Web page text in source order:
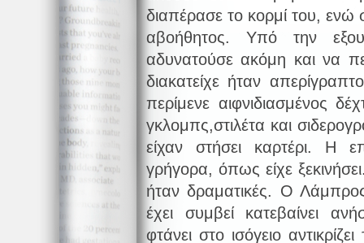
διαπέρασε το κορμί του, ενώ
αβοήθητος. Υπό την
αδυνατούσε ακόμη και να
διακατείχε ήταν
περίμενε αιφνιδιασμένος
γκλομπς,στιλέτα και
είχαν στήσει καρτέρι. Η
γρήγορα, όπως είχε
ήταν δραματικές. Ο
έχει συμβεί κατεβαίνει
φτάνει στο ισόγειο